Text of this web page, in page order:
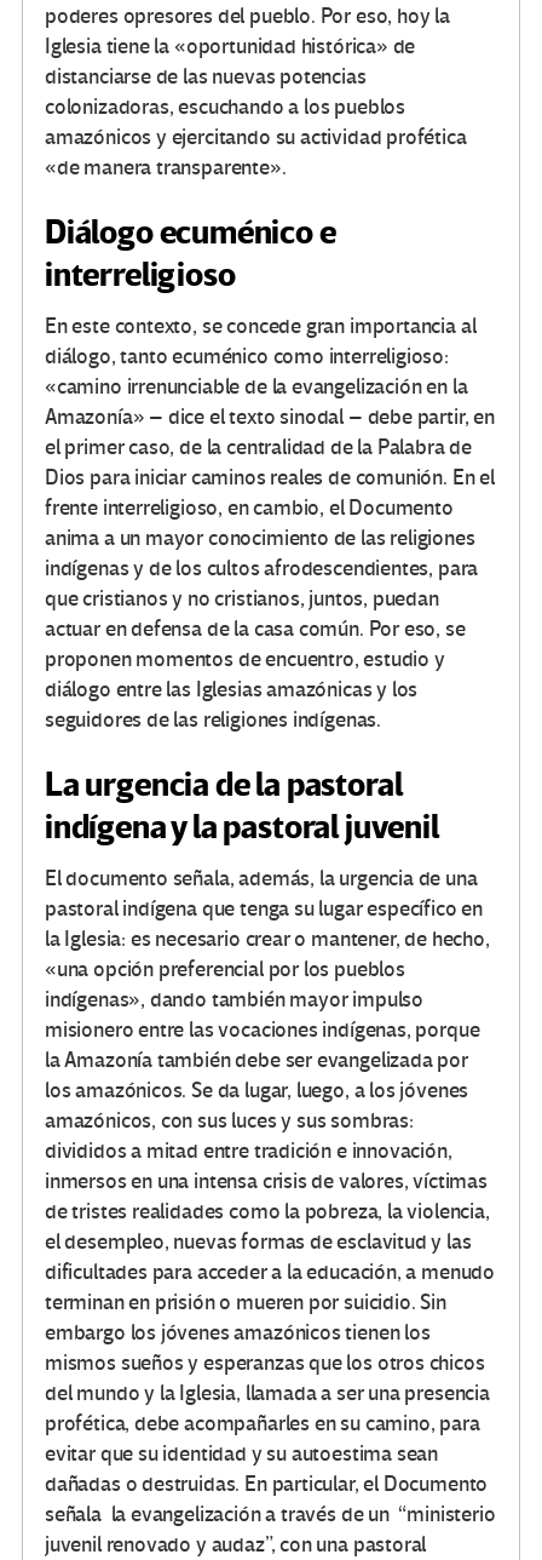
poderes opresores del pueblo. Por eso, hoy la
Iglesia tiene la «oportunidad histórica» de
distanciarse de las nuevas potencias
colonizadoras, escuchando a los pueblos
amazónicos y ejercitando su actividad profética
«de manera transparente».
Diálogo ecuménico e
interreligioso
En este contexto, se concede gran importancia al
diálogo, tanto ecuménico como interreligioso:
«camino irrenunciable de la evangelización en la
Amazonía» – dice el texto sinodal – debe partir, en
el primer caso, de la centralidad de la Palabra de
Dios para iniciar caminos reales de comunión. En el
frente interreligioso, en cambio, el Documento
anima a un mayor conocimiento de las religiones
indígenas y de los cultos afrodescendientes, para
que cristianos y no cristianos, juntos, puedan
actuar en defensa de la casa común. Por eso, se
proponen momentos de encuentro, estudio y
diálogo entre las Iglesias amazónicas y los
seguidores de las religiones indígenas.
La urgencia de la pastoral
indígena y la pastoral juvenil
El documento señala, además, la urgencia de una
pastoral indígena que tenga su lugar específico en
la Iglesia: es necesario crear o mantener, de hecho,
«una opción preferencial por los pueblos
indígenas», dando también mayor impulso
misionero entre las vocaciones indígenas, porque
la Amazonía también debe ser evangelizada por
los amazónicos. Se da lugar, luego, a los jóvenes
amazónicos, con sus luces y sus sombras:
divididos a mitad entre tradición e innovación,
inmersos en una intensa crisis de valores, víctimas
de tristes realidades como la pobreza, la violencia,
el desempleo, nuevas formas de esclavitud y las
dificultades para acceder a la educación, a menudo
terminan en prisión o mueren por suicidio. Sin
embargo los jóvenes amazónicos tienen los
mismos sueños y esperanzas que los otros chicos
del mundo y la Iglesia, llamada a ser una presencia
profética, debe acompañarles en su camino, para
evitar que su identidad y su autoestima sean
dañadas o destruidas. En particular, el Documento
señala la evangelización a través de un “ministerio
juvenil renovado y audaz”, con una pastoral